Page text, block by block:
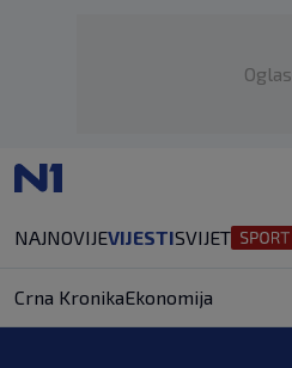
Oglas
NAJNOVIJEVIJESTISVIJET
Crna KronikaEkonomija